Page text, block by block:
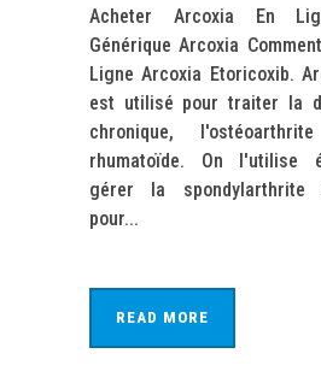
Acheter Arcoxia En
Générique Arcoxia
Ligne Arcoxia Etoricoxib.
est utilisé pour traiter la
chronique,
rhumatoïde. On l'utilise
gérer la spondylarthrite
pour...
READ MORE